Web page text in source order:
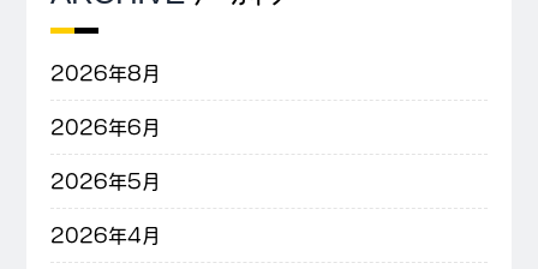
2026年8月
2026年6月
2026年5月
2026年4月